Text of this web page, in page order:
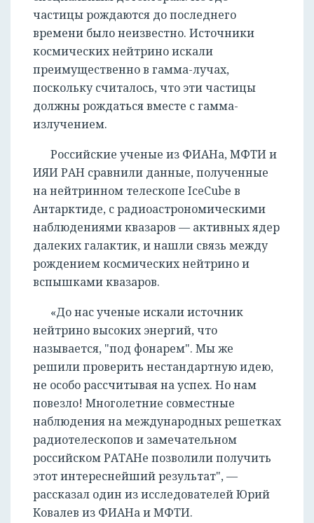
частицы рождаются до последнего
времени было неизвестно. Источники
космических нейтрино искали
преимущественно в гамма-лучах,
поскольку считалось, что эти частицы
должны рождаться вместе с гамма-
излучением.
Российские ученые из ФИАНа, МФТИ и
ИЯИ РАН сравнили данные, полученные
на нейтринном телескопе IceCube в
Антарктиде, с радиоастрономическими
наблюдениями квазаров — активных ядер
далеких галактик, и нашли связь между
рождением космических нейтрино и
вспышками квазаров.
«До нас ученые искали источник
нейтрино высоких энергий, что
называется, "под фонарем". Мы же
решили проверить нестандартную идею,
не особо рассчитывая на успех. Но нам
повезло! Многолетние совместные
наблюдения на международных решетках
радиотелескопов и замечательном
российском РАТАНе позволили получить
этот интереснейший результат", —
рассказал один из исследователей Юрий
Ковалев из ФИАНа и МФТИ.
РЕГИСТРАЦИЯ